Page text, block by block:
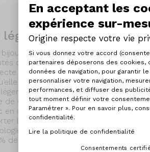
En acceptant les
expérience sur-
Origine respecte votre vie
Plateforme de
Si vous donnez votre accord
partenaires déposerons des
données de navigation, pour garantir
personnaliser votre navigation,
performances, et diffuser des
tout moment définir votre
Paramétrer ». Pour en savoir plus,
confidentialité.
Lire la politique de confidentialité
Consentements
Axeptio
et puissant
de technologie. Le
de capteurs de vitesse,
des informations permet
soit la plus naturelle
de seulement 3,2 kg, le
de 65 Nm et la batterie a
en option un Range Extender
la capacité à 435 Wh. La
de charge rapide lui
de son autonomie en